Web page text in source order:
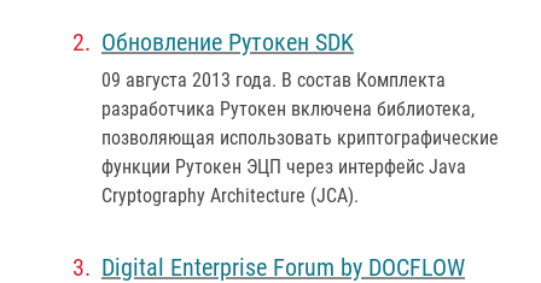
Обновление Рутокен SDK
09 августа 2013 года. В состав Комплекта
разработчика Рутокен включена библиотека,
позволяющая использовать криптографические
функции Рутокен ЭЦП через интерфейс Java
Cryptography Architecture (JCA).
Digital Enterprise Forum by DOCFLOW